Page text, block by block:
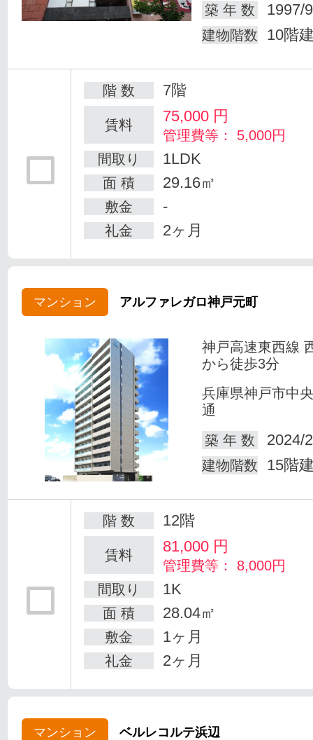
築 年 数
1997/
建物階数 10階
階 数 7階
賃料 75,000 円
管理費等： 5,000円
間取り
1LDK
面 積 29.16㎡
敷金 -
礼金 2ヶ月
マンション アルファレガロ神戸元町
神戸高速東西線
から徒歩3分
兵庫県神戸市中
通
築 年 数
2024/
建物階数 15階
階 数 12階
賃料 81,000 円
管理費等： 8,000円
間取り
1K
面 積 28.04㎡
敷金 1ヶ月
礼金 2ヶ月
マンション ベルレコルテ浜辺